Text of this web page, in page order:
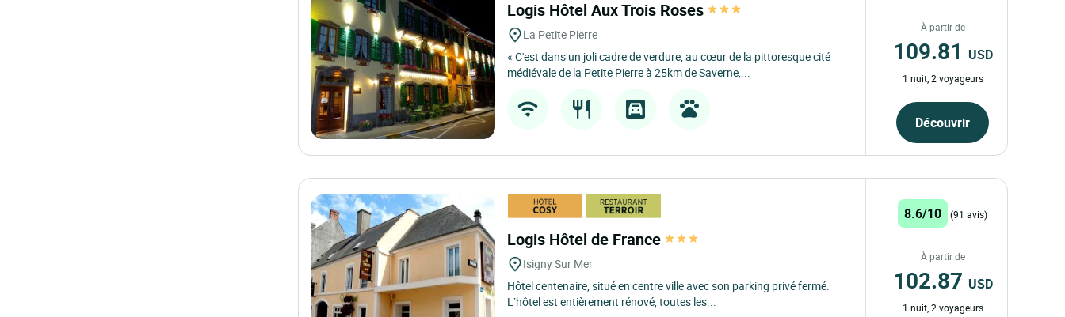
Logis Hôtel Aux Trois Roses
La Petite Pierre
« C'est dans un joli cadre de verdure, au cœur de la pittoresque cité
médiévale de la Petite Pierre à 25km de Saverne,...
À partir de
109.81 USD
1 nuit, 2 voyageurs
Découvrir
Logis Hôtel de France
Isigny Sur Mer
Hôtel centenaire, situé en centre ville avec son parking privé fermé.
L’hôtel est entièrement rénové, toutes les...
8.6/10 (91 avis)
À partir de
102.87 USD
1 nuit, 2 voyageurs